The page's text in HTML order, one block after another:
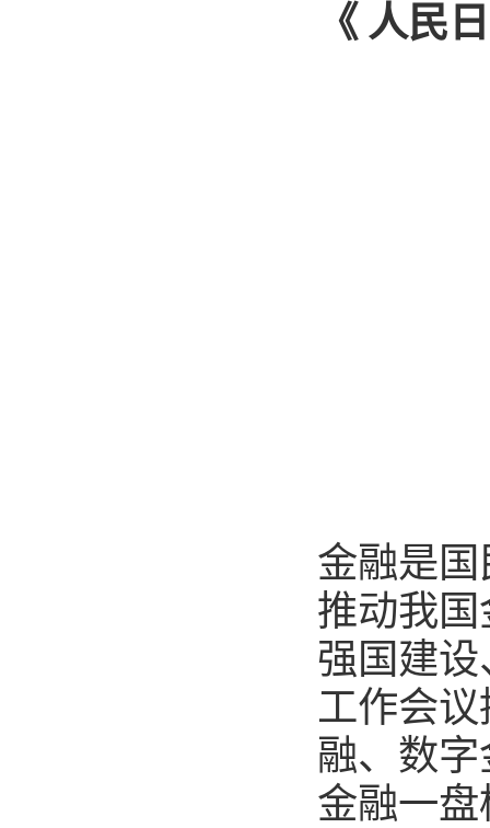
《 人民
金融是
推动我
强国建
工作会
融、数
金融一